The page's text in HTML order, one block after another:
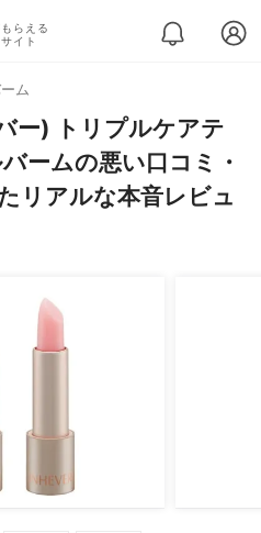
らえる
イト
ム
ー) トリプルケアテ
ームの悪い口コミ・
リアルな本音レビュ